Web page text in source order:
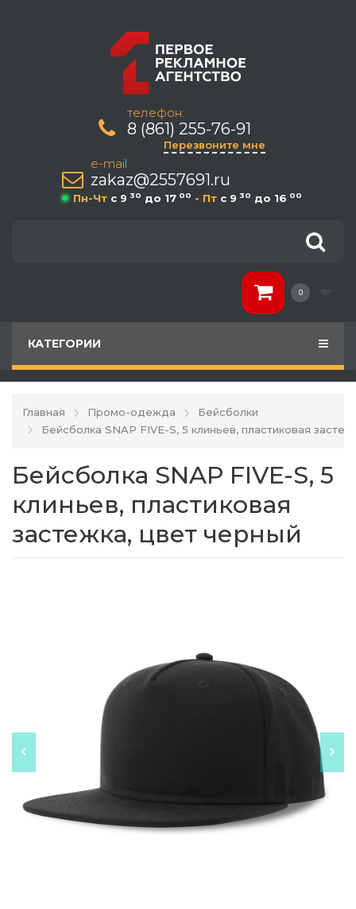
телефон:
8 (861) 255-76-91
Перезвоните мне
e-mail
zakaz@2557691.ru
Пн-Чт c 9 30 до 17 00 - Пт c 9 30 до 16 00
0
КАТЕГОРИИ
Главная Промо-одежда
Бейсболки
Бейсболка SNAP FIVE-S, 5 клиньев, пластиковая
Бейсболка SNAP FIVE-S, 5
клиньев, пластиковая
застежка, цвет черный